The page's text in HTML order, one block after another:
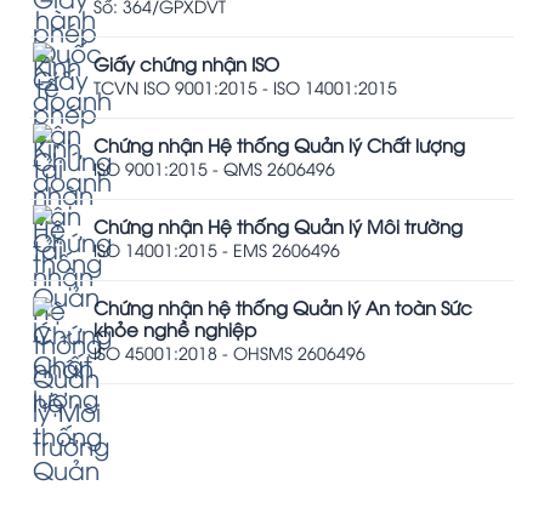
Số: 364/GPXDVT
Giấy chứng nhận ISO
TCVN ISO 9001:2015 - ISO 14001:2015
Chứng nhận Hệ thống Quản lý Chất lượng
ISO 9001:2015 - QMS 2606496
Chứng nhận Hệ thống Quản lý Môi trường
ISO 14001:2015 - EMS 2606496
Chứng nhận hệ thống Quản lý An toàn Sức
khỏe nghề nghiệp
ISO 45001:2018 - OHSMS 2606496